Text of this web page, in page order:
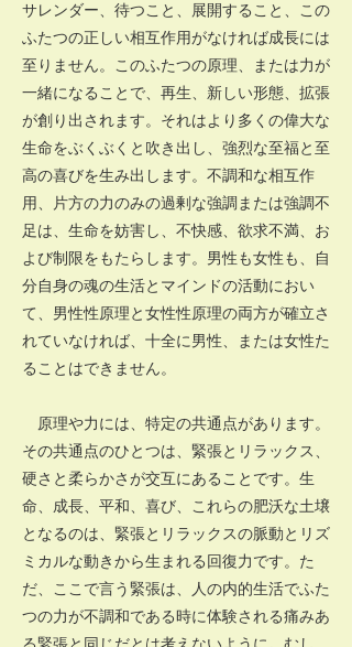
サレンダー、待つこと、展開すること、この
ふたつの正しい相互作用がなければ成長には
至りません。このふたつの原理、または力が
一緒になることで、再生、新しい形態、拡張
が創り出されます。それはより多くの偉大な
生命をぶくぶくと吹き出し、強烈な至福と至
高の喜びを生み出します。不調和な相互作
用、片方の力のみの過剰な強調または強調不
足は、生命を妨害し、不快感、欲求不満、お
よび制限をもたらします。男性も女性も、自
分自身の魂の生活とマインドの活動におい
て、男性性原理と女性性原理の両方が確立さ
れていなければ、十全に男性、または女性た
ることはできません。
原理や力には、特定の共通点があります。
その共通点のひとつは、緊張とリラックス、
硬さと柔らかさが交互にあることです。生
命、成長、平和、喜び、これらの肥沃な土壌
となるのは、緊張とリラックスの脈動とリズ
ミカルな動きから生まれる回復力です。た
だ、ここで言う緊張は、人の内的生活でふた
つの力が不調和である時に体験される痛みあ